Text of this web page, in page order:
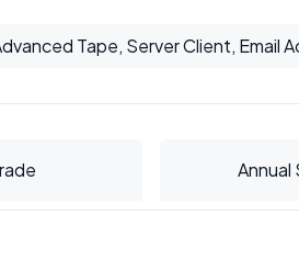
Tape, Server Client, Email
Annual